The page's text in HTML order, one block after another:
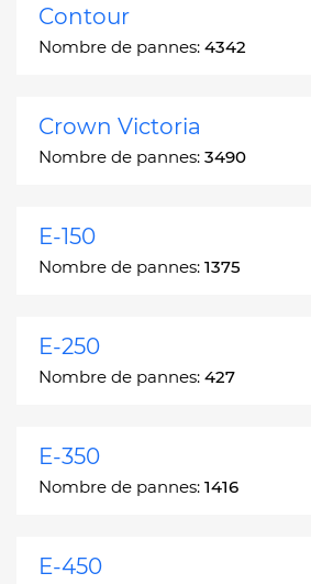
Contour
Nombre de pannes: 4342
Crown Victoria
Nombre de pannes: 3490
E-150
Nombre de pannes: 1375
E-250
Nombre de pannes: 427
E-350
Nombre de pannes: 1416
E-450